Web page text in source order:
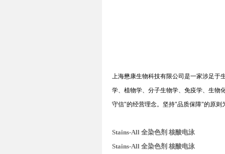
上海懋康生物科技有限公司是一家涉足于
学、植物学、分子生物学、免疫学、生物
守信"的经营理念。坚持"品质保障"的原则
Stains-All 全染色剂 核酸电泳
Stains-All 全染色剂 核酸电泳